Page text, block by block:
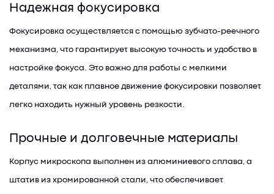
Надежная фокусировка
Фокусировка осуществляется с помощью зубчато-реечного
механизма, что гарантирует высокую точность и удобство в
настройке фокуса. Это важно для работы с мелкими
деталями, так как плавное движение фокусировки позволяет
легко находить нужный уровень резкости.
Прочные и долговечные материалы
Корпус микроскопа выполнен из алюминиевого сплава, а
штатив из хромированной стали, что обеспечивает